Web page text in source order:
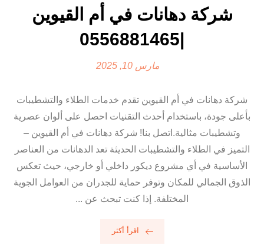
شركة دهانات في أم القيوين
مارس 10, 2025
شركة دهانات في أم القيوين تقدم خدمات الطلاء والتشطيبات
بأعلى جودة، باستخدام أحدث التقنيات احصل على ألوان عصرية
وتشطيبات مثالية.اتصل بنا! شركة دهانات في أم القيوين –
التميز في الطلاء والتشطيبات الحديثة تعد الدهانات من العناصر
الأساسية في أي مشروع ديكور داخلي أو خارجي، حيث تعكس
الذوق الجمالي للمكان وتوفر حماية للجدران من العوامل الجوية
المختلفة. إذا كنت تبحث عن ...
اقرأ أكثر